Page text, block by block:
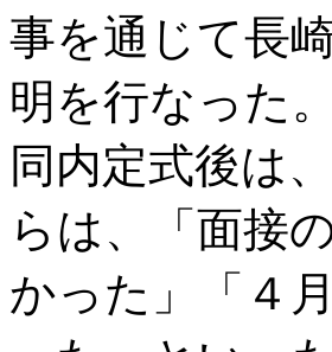
事を通じて長
明を行なった。
同内定式後は
らは、「面接
かった」「４